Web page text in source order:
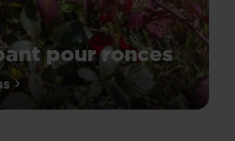
pour ronces
pour ronces